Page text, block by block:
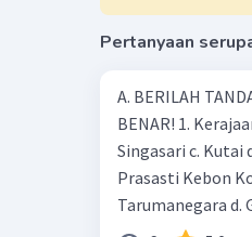
Pertanyaan
A. BERILAH
BENAR! 1.
Singasari c. Kutai
Prasasti Kebon
Tarumanegara d.
kejayaan pada